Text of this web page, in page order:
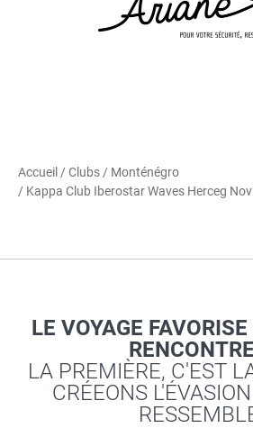
Accueil /Clubs / Monténégro
/ Kappa Club Iberostar Waves Herceg
LE VOYAGE
LA PREMIÈRE, C'EST
CRÉEONS